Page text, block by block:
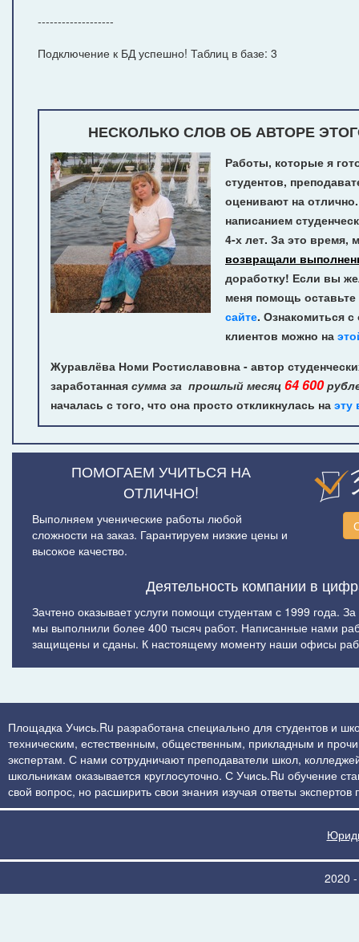
-------------------
Подключение к БД успешно! Таблиц в базе: 3
НЕСКОЛЬКО СЛОВ ОБ АВТОРЕ
Работы, которые я
студентов,
оценивают на
написанием
4-х лет. За это время,
возвращали
доработку! Если вы
меня помощь оставьте
сайте. Ознакомиться
клиентов можно на
Журавлёва Номи Ростиславовна - автор
заработанная сумма за прошлый месяц 64 600
началась с того, что она просто откликнулась на эту
ПОМОГАЕМ УЧИТЬСЯ НА
ОТЛИЧНО!
Выполняем ученические работы любой
сложности на заказ. Гарантируем низкие цены и
высокое качество.
Деятельность компании в
Зачтено оказывает услуги помощи студентам с 1999 года.
мы выполнили более 400 тысяч работ. Написанные нами
защищены и сданы. К настоящему моменту наши офисы
Площадка Учись.Ru разработана специально для студентов и
техническим, естественным, общественным, прикладным и
экспертам. С нами сотрудничают преподаватели школ,
школьникам оказывается круглосуточно. С Учись.Ru обучение
свой вопрос, но расширить свои знания изучая ответы
2020